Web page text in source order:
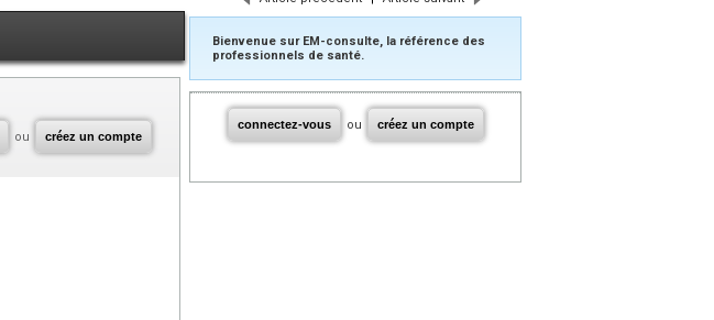
ou créez un compte
Bienvenue sur EM-consulte, la référence des
professionnels de santé.
connectez-vous ou créez un compte